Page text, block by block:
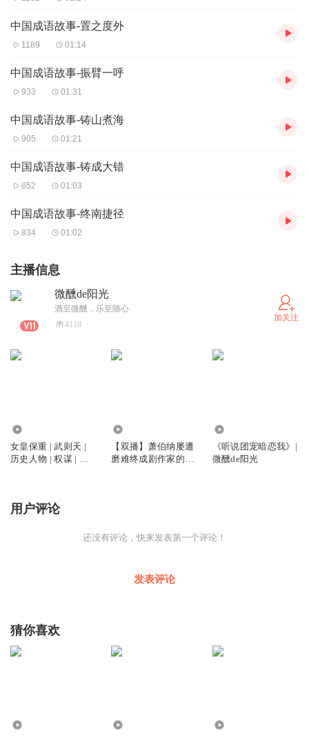
中国成语故事-置之度外
1189 01:14
中国成语故事-振臂一呼
933 01:31
中国成语故事-铸山煮海
905 01:21
中国成语故事-铸成大错
852 01:03
中国成语故事-终南捷径
834 01:02
主播信息
微醺de阳光
酒至微醺，乐至随心
4118
加关注
女皇保重 | 武则天 |
历史人物 | 权谋 | 微
【双播】萧伯纳屡遭
磨难终成剧作家的故
《听说团宠暗恋我》|
微醺de阳光
用户评论
还没有评论，快来发表第一个评论！
发表评论
猜你喜欢